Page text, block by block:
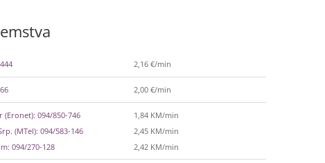
2,16 €/min
2,00 €/min
(Eronet): 094/850-746
1,84 KM/min
(MTel): 094/583-146
2,45 KM/min
094/270-128
2,42 KM/min